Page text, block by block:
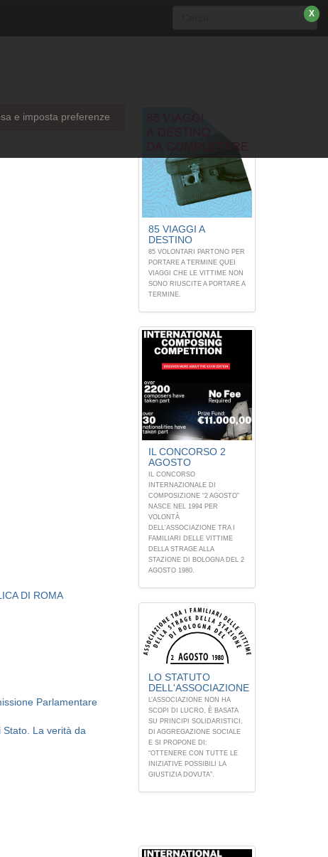
DI ROMA
Parlamentare
La verità da
85 VIAGGI A
DESTINO
85 VOLONTARI PARTONO PER
PORTARE A TERMINE QUEI
VIAGGI CHE LE VITTIME NON
SONO RIUSCITE A PORTARE A
TERMINE.
IL CONCORSO 2
AGOSTO
IL CONCORSO
INTERNAZIONALE DI
COMPOSIZIONE “2 AGOSTO”
NASCE NEL 1994 PER
VOLONTÀ
DELL'ASSOCIAZIONE TRA I
FAMILIARI DELLE VITTIME
DELLA STRAGE ALLA
STAZIONE DI BOLOGNA DEL 2
AGOSTO 1980.
LO STATUTO
DELL'ASSOCIAZIONE
L’ASSOCIAZIONE NON HA
SCOPI DI LUCRO, È BASATA
SU PRINCIPI SOLIDARISTICI,
DI AGGREGAZIONE SOCIALE
E SI PROPONE DI:
“OTTENERE CON TUTTE LE
INIZIATIVE POSSIBILI LA
GIUSTIZIA DOVUTA”.
X
e imposta preferenze